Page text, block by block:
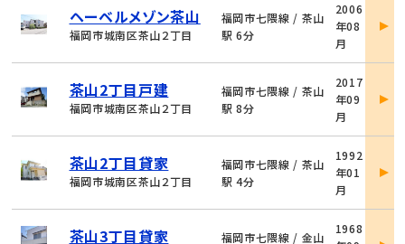
ヘーベルメゾン茶山
福岡市城南区茶山２丁目
福岡市七隈線 / 茶山
駅 6分
2006
年08
月
詳
茶山2丁目戸建
福岡市城南区茶山２丁目
福岡市七隈線 / 茶山
駅 8分
2017
年09
月
詳
茶山2丁目貸家
福岡市城南区茶山２丁目
福岡市七隈線 / 茶山
駅 4分
1992
年01
月
詳
茶山3丁目貸家
福岡市七隈線 / 金山
1968